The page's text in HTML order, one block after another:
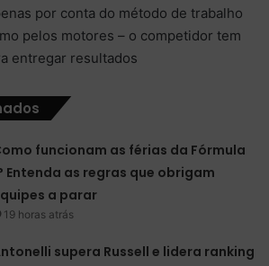
por conta do método de trabalho
pelos motores – o competidor tem
entregar resultados
funcionam as férias da Fórmula
Entenda as regras que obrigam
a parar
19 horas atrás
supera Russell e lidera ranking